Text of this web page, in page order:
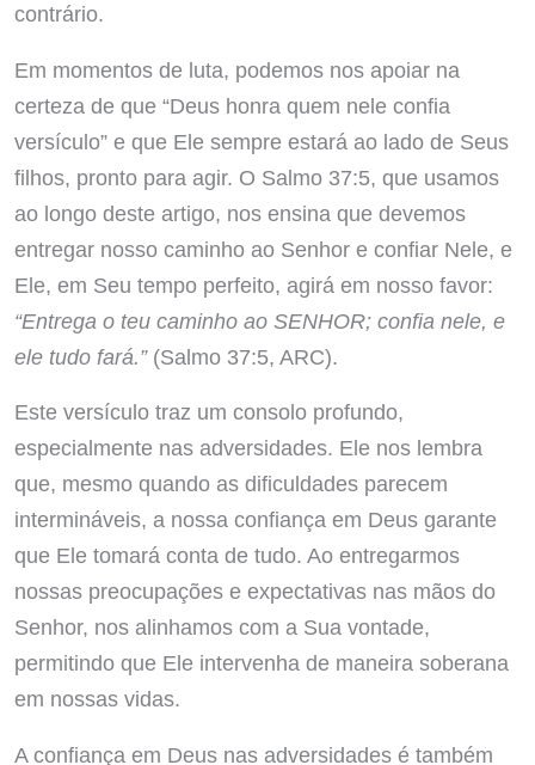
contrário.
Em momentos de luta, podemos nos apoiar na
certeza de que “Deus honra quem nele confia
versículo” e que Ele sempre estará ao lado de Seus
filhos, pronto para agir. O Salmo 37:5, que usamos
ao longo deste artigo, nos ensina que devemos
entregar nosso caminho ao Senhor e confiar Nele, e
Ele, em Seu tempo perfeito, agirá em nosso favor:
“Entrega o teu caminho ao SENHOR; confia nele, e
ele tudo fará.”(Salmo 37:5, ARC).
Este versículo traz um consolo profundo,
especialmente nas adversidades. Ele nos lembra
que, mesmo quando as dificuldades parecem
intermináveis, a nossa confiança em Deus garante
que Ele tomará conta de tudo. Ao entregarmos
nossas preocupações e expectativas nas mãos do
Senhor, nos alinhamos com a Sua vontade,
permitindo que Ele intervenha de maneira soberana
em nossas vidas.
A confiança em Deus nas adversidades é também